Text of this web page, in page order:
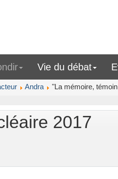
Vie du débat
Andra "La mémoire,
2017